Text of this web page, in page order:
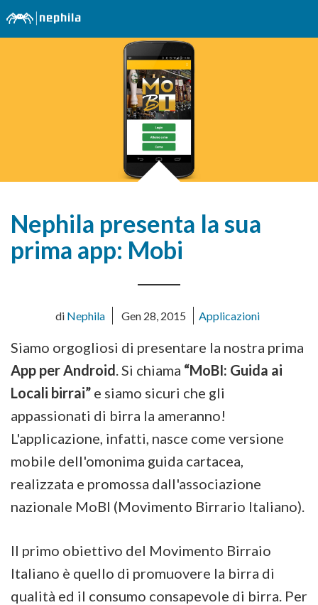
Nephila presenta la sua
prima app: Mobi
di Nephila Gen 28, 2015 Applicazioni
Siamo orgogliosi di presentare la nostra prima
App per Android . Si chiama “MoBI: Guida ai
Locali birrai” e siamo sicuri che gli
appassionati di birra la ameranno!
L'applicazione, infatti, nasce come versione
mobile dell'omonima guida cartacea,
realizzata e promossa dall'associazione
nazionale MoBI (Movimento Birrario Italiano).
Il primo obiettivo del Movimento Birraio
Italiano è quello di promuovere la birra di
qualità ed il consumo consapevole di birra. Per